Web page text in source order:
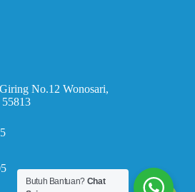
No.12 Wonosari,
Butuh Bantuan? Chat